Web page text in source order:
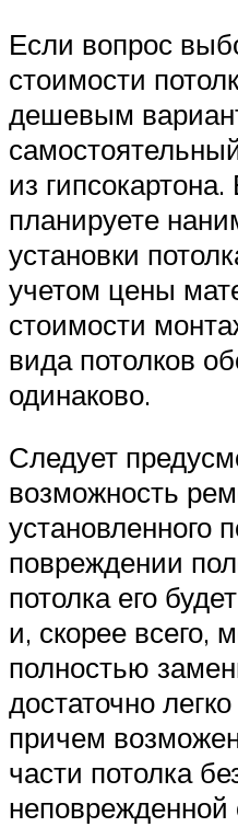
Если вопрос
стоимости
дешевым
из
планируете
установки
учетом цены
стоимости
вида потолков
одинаково.
Следует
возможность
установленного
повреждении
потолка его
и, скорее всего,
полностью
достаточно
причем
части потолка
неповрежденной